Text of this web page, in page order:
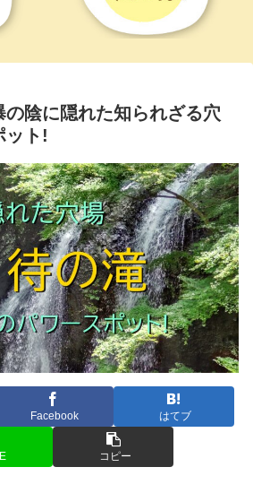
の陰に隠れた知られざる穴
ット!
Facebook はてブ
コピー